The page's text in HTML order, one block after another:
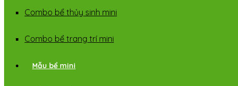
Combo bể thủy sinh mini
Combo bể trang trí mini
Mẫu bể mini